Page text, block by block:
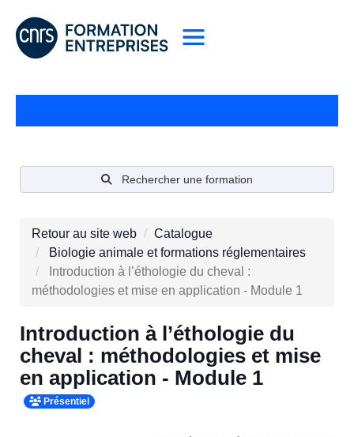
Rechercher une formation
Retour au site web
Catalogue
Biologie animale et formations réglementaires
Introduction à l’éthologie du cheval :
méthodologies et mise en application - Module 1
Introduction à l’éthologie du
cheval : méthodologies et mise
en application - Module 1
Présentiel